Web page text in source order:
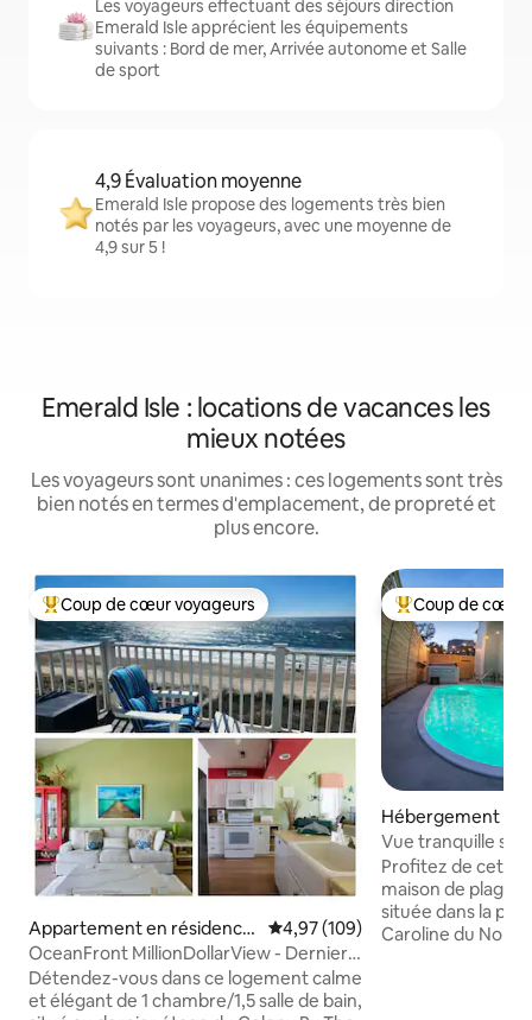
Les voyageurs effectuant des séjours direction
Emerald Isle apprécient les équipements
suivants : Bord de mer, Arrivée autonome et Salle
de sport
4,9 Évaluation moyenne
Emerald Isle propose des logements très bien
notés par les voyageurs, avec une moyenne de
4,9 sur 5 !
Emerald Isle : locations de vacances les
mieux notées
Les voyageurs sont unanimes : ces logements sont très
bien notés en termes d'emplacement, de propreté et
plus encore.
Coups de cœur voyageurs les plus appréciés
Coup de cœur voyageurs
Appartement en résidence
⋅ Salter Path
Évaluation moyenne sur la
4,97 (109)
OceanFront MillionDollarView - Dernier
étage, vue panoramique
Détendez-vous dans ce logement calme
et élégant de 1 chambre/1,5 salle de bain,
Coups de cœur
Coup de cœur
Hébergement ⋅
Vue tranquille sur
jacuzzi et détente
Profitez de cette
maison de plage
située dans la
Caroline du Nord